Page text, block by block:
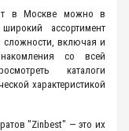
в Москве можно в
ассортимент
сложности, включая и
со всей
каталоги
характеристикой
"Zinbest" — это их